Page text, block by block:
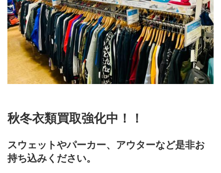
秋冬衣類買取強化中！！
スウェットやパーカー、アウターなど是非お
持ち込みください。